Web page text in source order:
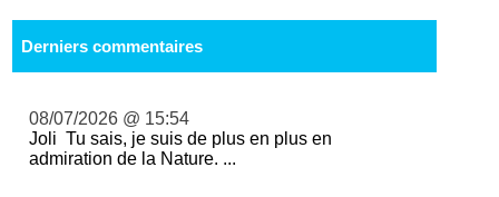
Derniers commentaires
08/07/2026 @ 15:54
Joli Tu sais, je suis de plus en plus en
admiration de la Nature. ...